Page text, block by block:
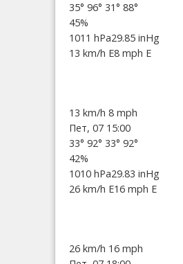
35° 96° 31° 88°
45%
1011 hPa29.85 inHg
13 km/h E8 mph E
13 km/h 8 mph
Пет, 07 15:00
33° 92° 33° 92°
42%
1010 hPa29.83 inHg
26 km/h E16 mph E
26 km/h 16 mph